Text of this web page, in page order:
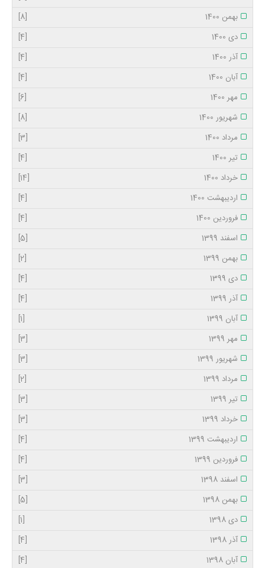
بهمن 1400
[8]
دی 1400
[4]
آذر 1400
[4]
آبان 1400
[4]
مهر 1400
[6]
شهریور 1400
[8]
مرداد 1400
[3]
تیر 1400
[4]
خرداد 1400
[14]
اردیبهشت 1400
[4]
فروردین 1400
[4]
اسفند 1399
[5]
بهمن 1399
[2]
دی 1399
[4]
آذر 1399
[4]
آبان 1399
[1]
مهر 1399
[3]
شهریور 1399
[3]
مرداد 1399
[2]
تیر 1399
[3]
خرداد 1399
[3]
اردیبهشت 1399
[4]
فروردین 1399
[4]
اسفند 1398
[3]
بهمن 1398
[5]
دی 1398
[1]
آذر 1398
[4]
آبان 1398
[4]